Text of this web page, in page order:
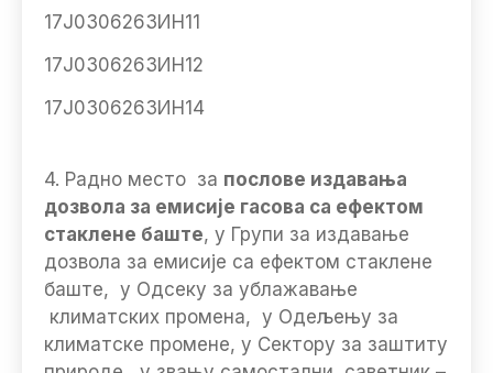
17Ј0306263ИН11
17Ј0306263ИН12
17Ј0306263ИН14
4. Радно место за послове издавања
дозвола за емисије гасова са ефектом
стаклене баште, у Групи за издавање
дозвола за емисије са ефектом стаклене
баште, у Одсеку за ублажавање
климатских промена, у Одељењу за
климатске промене, у Сектору за заштиту